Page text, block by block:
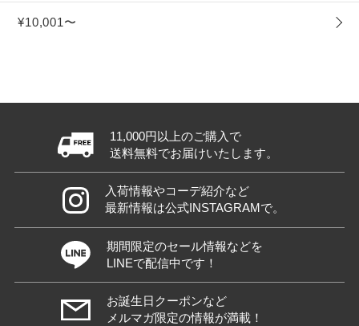
¥10,001〜
11,000円以上のご購入で
送料無料でお届けいたします。
入荷情報やコーデ紹介など
最新情報は公式INSTAGRAMで。
期間限定のセール情報などを
LINEで配信中です！
お誕生日クーポンなど
メルマガ限定の情報が満載！